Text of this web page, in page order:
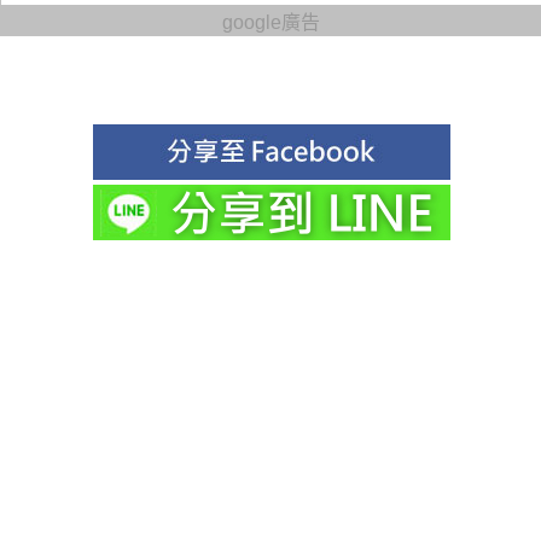
google廣告